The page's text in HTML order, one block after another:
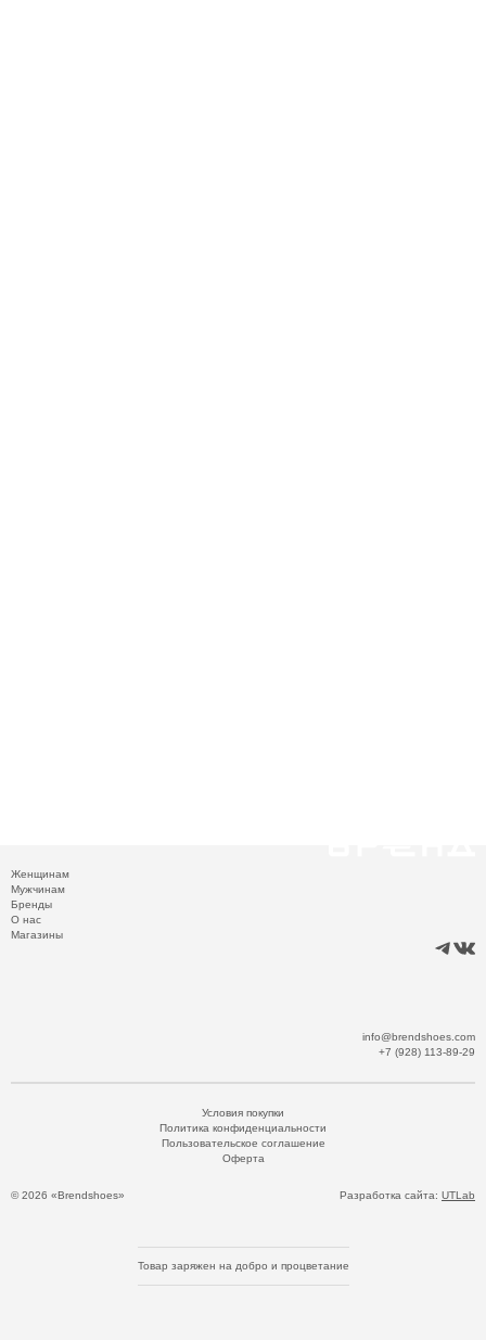
Женщинам
Мужчинам
Бренды
О нас
Магазины
info@brendshoes.com
+7 (928) 113-89-29
© 2026 «Brendshoes»
Условия покупки
Политика конфиденциальности
Пользовательское соглашение
Оферта
Разработка сайта: UTLab
Товар заряжен на добро и процветание